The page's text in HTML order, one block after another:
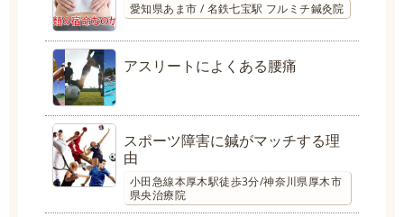
愛知県あま市 / 名鉄七宝駅 フルミチ鍼灸院
アスリートによくある腰痛
スポーツ障害に鍼がマッチする理
由
小田急線本厚木駅徒歩3分/神奈川県厚木市
県央治療院